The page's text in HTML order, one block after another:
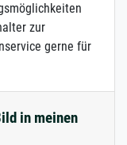
zur
gerne für
in meinen